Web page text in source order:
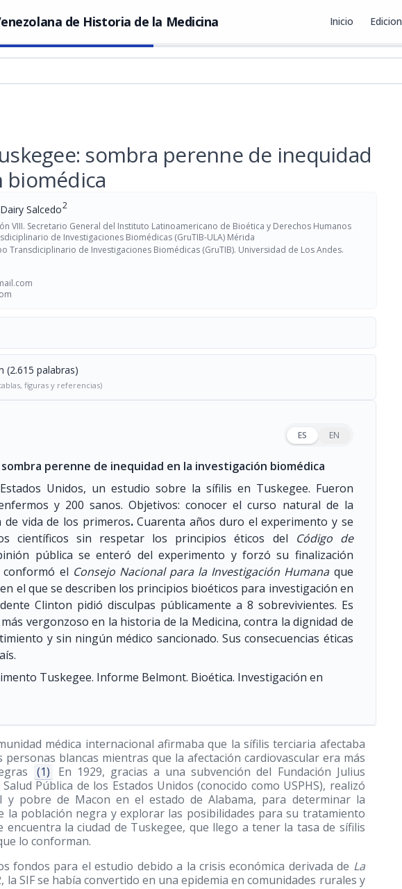
de Historia de la Medicina Inicio
sombra perenne de inequidad
biomédica
Salcedo2
VIII. Secretario General del Instituto Latinoamericano de Bioética y Derechos Humanos
de Investigaciones Biomédicas (GruTIB-ULA) Mérida
Transdiciplinario de Investigaciones Biomédicas (GruTIB). Universidad de Los Andes.
(2.615 palabras)
figuras y referencias)
ES EN
perenne de inequidad en la investigación biomédica
Unidos, un estudio sobre la sífilis en Tuskegee. Fueron
y 200 sanos. Objetivos: conocer el curso natural de la
de vida de los primeros.Cuarenta años duro el experimento y se
científicos sin respetar los principios éticos del
Código de
pública se enteró del experimento y forzó su finalización
conformó el Consejo Nacional para la Investigación Humana que
en el que se describen los principios bioéticos para investigación en
Clinton pidió disculpas públicamente a 8 sobrevivientes. Es
vergonzoso en la historia de la Medicina, contra la dignidad de
y sin ningún médico sancionado. Sus consecuencias éticas
Tuskegee. Informe Belmont. Bioética. Investigación en
médica internacional afirmaba que la sífilis terciaria afectaba
blancas mientras que la afectación cardiovascular era más
(1)
En 1929, gracias a una subvención del Fundación Julius
Salud Pública de los Estados Unidos (conocido como USPHS), realizó
y pobre de Macon en el estado de Alabama, para determinar la
la población negra y explorar las posibilidades para su tratamiento
encuentra la ciudad de Tuskegee, que llego a tener la tasa de sífilis
lo conforman.
fondos para el estudio debido a la crisis económica derivada de La
la SIF se había convertido en una epidemia en comunidades rurales y